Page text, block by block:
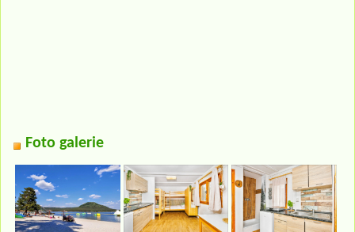
Foto galerie